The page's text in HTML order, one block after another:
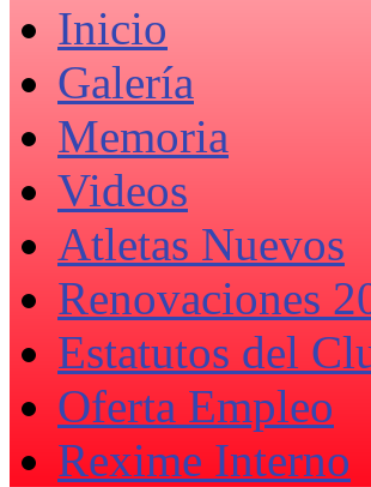
Inicio
Galería
Memoria
Videos
Atletas Nuevos
Renovaciones
Estatutos del
Oferta Empleo
Rexime Interno